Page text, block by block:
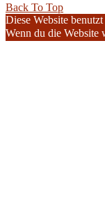
Back To Top
Diese Website
Wenn du die Website